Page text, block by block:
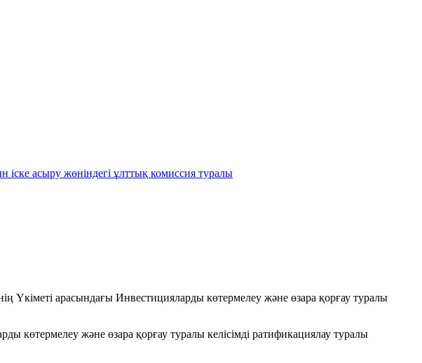
асыру жөніндегі ұлттық комиссия туралы
Үкіметі арасындағы Инвестицияларды көтермелеу және өзара қорғау туралы
көтермелеу және өзара қорғау туралы келісімді ратификациялау туралы